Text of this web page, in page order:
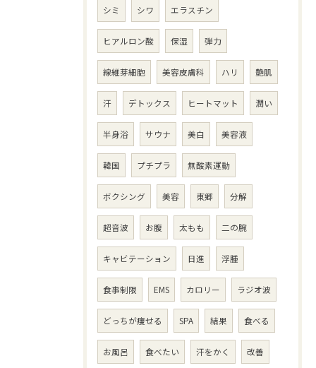
シミ シワ エラスチン
ヒアルロン酸 保湿 弾力
線維芽細胞 美容皮膚科 ハリ 艶肌
汗 デトックス ヒートマット 潤い
半身浴 サウナ 美白 美容液
韓国 プチプラ 無酸素運動
ボクシング 美容 東郷 分解
超音波 お腹 太もも 二の腕
キャビテーション 日進 浮腫
食事制限 EMS カロリー ラジオ波
どっちが痩せる SPA 結果 食べる
お風呂 食べたい 汗をかく 改善